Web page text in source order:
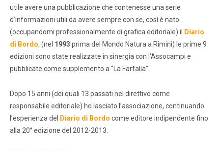
utile avere una pubblicazione che contenesse una serie
d’informazioni utili da avere sempre con se, così è nato
(occupandomi professionalmente di grafica editoriale) il
Diario
di Bordo, (nel 1993 prima del Mondo Natura a Rimini) le prime 9
edizioni sono state realizzate in sinergia con l’Assocampi e
pubblicate come supplemento a “La Farfalla”.
Dopo 15 anni (dei quali 13 passati nel direttivo come
responsabile editoriale) ho lasciato l’associazione, continuando
l’esperienza del
Diario di Bordo come editore indipendente fino
alla 20° edizione del 2012-2013.